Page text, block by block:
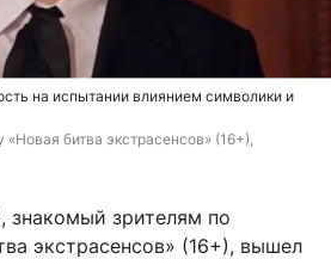
на испытании влиянием символики и
«Новая битва экстрасенсов» (16+),
знакомый зрителям по
экстрасенсов» (16+), вышел